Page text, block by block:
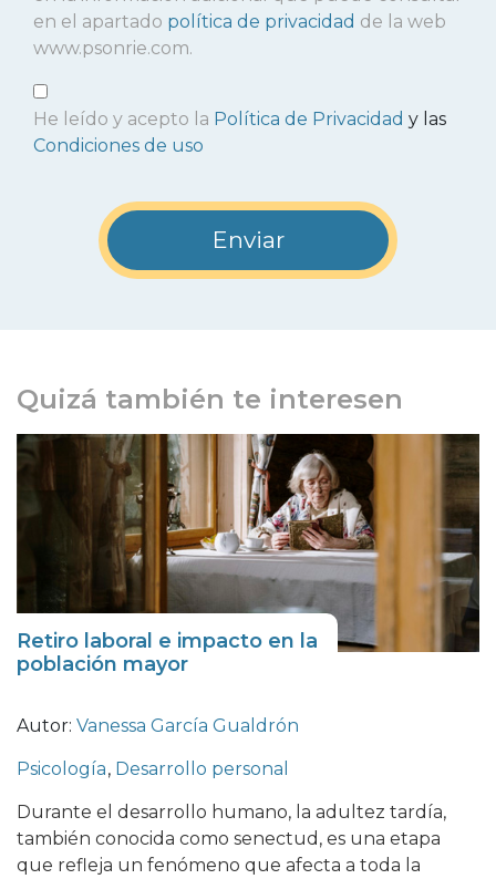
en el apartado política de privacidad de la web
www.psonrie.com.
He leído y acepto la Política de Privacidad y las
Condiciones de uso
Quizá también te interesen
Retiro laboral e impacto en la
población mayor
Autor: Vanessa García Gualdrón
Psicología, Desarrollo personal
Durante el desarrollo humano, la adultez tardía,
también conocida como senectud, es una etapa
que refleja un fenómeno que afecta a toda la